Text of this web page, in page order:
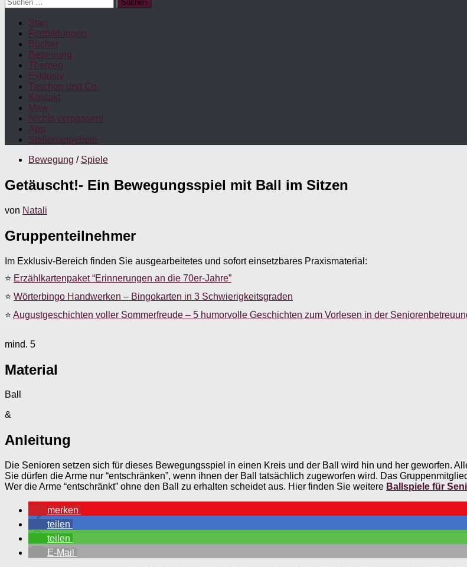
nach:
Start
Fortbildungen
Bücher
Betreuung
Themen
Exklusiv
Taschen und Co.
Kontakt
Maw
Nichts verpassen!
App
Stellenangebote
Bewegung / Spiele
Getäuscht!- Ein Bewegungsspiel mit Ball im Sitzen
von Natali
Gruppenteilnehmer
Im Exklusiv-Bereich finden Sie ausgearbeitetes und sofort einsetzbares Praxismaterial:
⭐ Erzählkartenpaket “Erinnerungen an die 70er-Jahre”
⭐ Wörterbingo Handwerken – Bingokarten in 3 Schwierigkeitsgraden
⭐ Augustgeschichten voller Sommerfreude – 5 humorvolle Geschichten zum Vorlesen in der
mind. 5
Material
Ball
&
Anleitung
Die Senioren setzen sich für dieses Bewegungsspiel in einen Kreis und der Ball wird hin und her geworfen.
Sie dürfen die Arme nur “entschränken”, wenn ihnen der Ball tatsächlich zugeworfen wird. Das
Wer die Arme “entschränkt” ohne den Ball zu erhalten scheidet aus. Hier finden Sie weitere Ballspiele für
merken
teilen
teilen
E-Mail